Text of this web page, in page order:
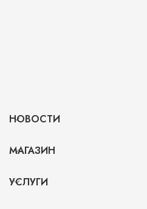
НОВОСТИ
МАГАЗИН
УСЛУГИ